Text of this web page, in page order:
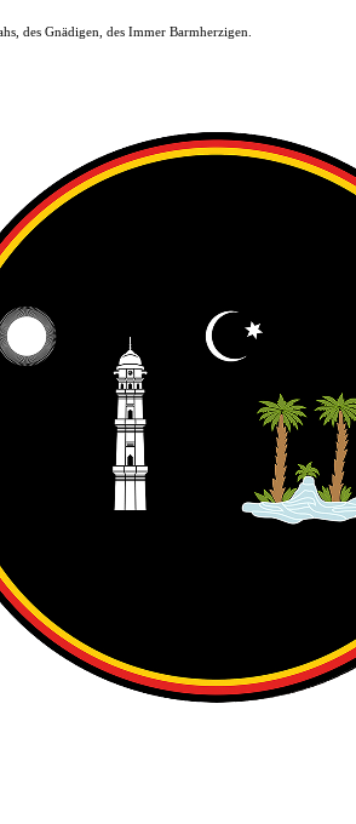
des Gnädigen, des Immer Barmherzigen.